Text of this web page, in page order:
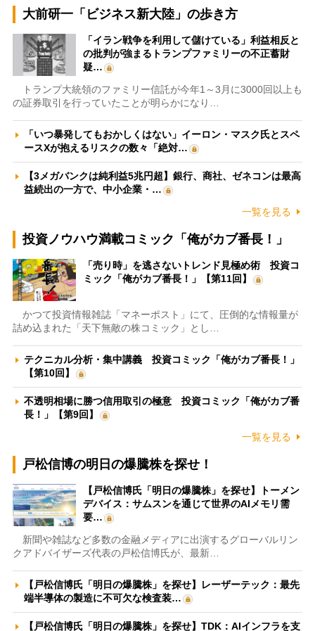
大前研一「ビジネス新大陸」の歩き方
「イラン戦争を利用して儲けている」利益相反と
の批判が強まるトランプファミリーの不正蓄財
疑…
トランプ大統領のファミリー信託が今年1～3月に3000回以上も
の証券取引を行っていたことが明らかになり…
「いつ暴発してもおかしくはない」イーロン・マスク氏とスペ
ースXが抱えるリスクの数々「絶対…
【3メガバンクは純利益5兆円超】銀行、商社、ゼネコンは最高
益続出の一方で、中小企業・…
一覧を見る
投資ノウハウ満載コミック「俺がカブ番長！」
「売り時」を逃さないトレンド見極め術 投資コ
ミック「俺がカブ番長！」【第11回】
かつて投資情報雑誌「マネーポスト」にて、圧倒的な情報量が
詰め込まれた「天下無敵の株コミック」とし…
テクニカル分析・集中講義 投資コミック「俺がカブ番長！」
【第10回】
不透明相場に勝つ信用取引の極意 投資コミック「俺がカブ番
長！」【第9回】
一覧を見る
戸松信博の明日の爆騰株を探せ！
【戸松信博氏「明日の爆騰株」を探せ】トーメン
デバイス：サムスンを通じて世界のAIメモリ需
要…
新聞や雑誌など多数の金融メディアに出演するグローバルリン
クアドバイザーズ代表の戸松信博氏が、最新…
【戸松信博氏「明日の爆騰株」を探せ】レーザーテック：最先
端半導体の製造に不可欠な検査装…
【戸松信博氏「明日の爆騰株」を探せ】TDK：AIインフラを支